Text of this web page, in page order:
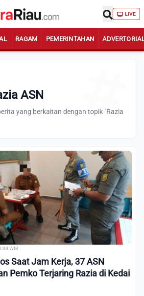
LIVE
RAGAM PEMERINTAHAN
ASN
yang berkaitan dengan topik "Razia
WIB
Saat Jam Kerja, 37 ASN
Pemko Terjaring Razia di Kedai